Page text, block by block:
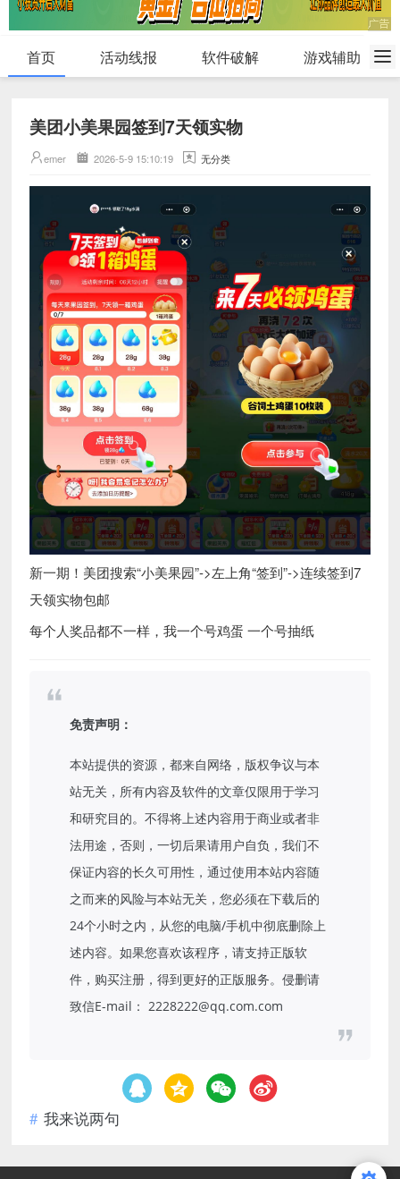
首页 活动线报 软件破解 游戏辅助
美团小美果园签到7天领实物
emer 2026-5-9 15:10:19 无分类
新一期！美团搜索“小美果园”->左上角“签到”->连续签到7
天领实物包邮
每个人奖品都不一样，我一个号鸡蛋 一个号抽纸
免责声明：
本站提供的资源，都来自网络，版权争议与本
站无关，所有内容及软件的文章仅限用于学习
和研究目的。不得将上述内容用于商业或者非
法用途，否则，一切后果请用户自负，我们不
保证内容的长久可用性，通过使用本站内容随
之而来的风险与本站无关，您必须在下载后的
24个小时之内，从您的电脑/手机中彻底删除上
述内容。如果您喜欢该程序，请支持正版软
件，购买注册，得到更好的正版服务。侵删请
致信E-mail： 2228222@qq.com.com
我来说两句